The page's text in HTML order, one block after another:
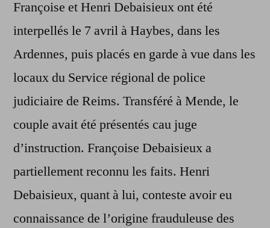
Françoise et Henri Debaisieux ont été
interpellés le 7 avril à Haybes, dans les
Ardennes, puis placés en garde à vue dans les
locaux du Service régional de police
judiciaire de Reims. Transféré à Mende, le
couple avait été présentés cau juge
d’instruction. Françoise Debaisieux a
partiellement reconnu les faits. Henri
Debaisieux, quant à lui, conteste avoir eu
connaissance de l’origine frauduleuse des